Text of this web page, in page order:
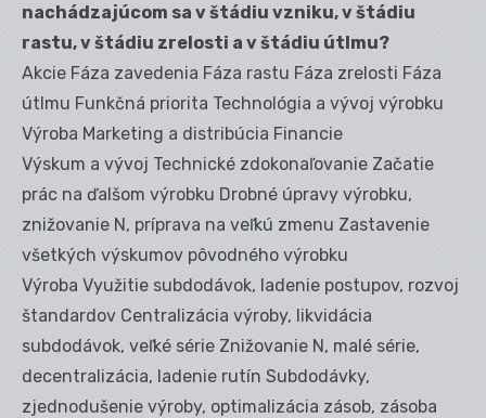
nachádzajúcom sa v štádiu vzniku, v štádiu
rastu, v štádiu zrelosti a v štádiu útlmu?
Akcie Fáza zavedenia Fáza rastu Fáza zrelosti Fáza
útlmu Funkčná priorita Technológia a vývoj výrobku
Výroba Marketing a distribúcia Financie
Výskum a vývoj Technické zdokonaľovanie Začatie
prác na ďalšom výrobku Drobné úpravy výrobku,
znižovanie N, príprava na veľkú zmenu Zastavenie
všetkých výskumov pôvodného výrobku
Výroba Využitie subdodávok, ladenie postupov, rozvoj
štandardov Centralizácia výroby, likvidácia
subdodávok, veľké série Znižovanie N, malé série,
decentralizácia, ladenie rutín Subdodávky,
zjednodušenie výroby, optimalizácia zásob, zásoba